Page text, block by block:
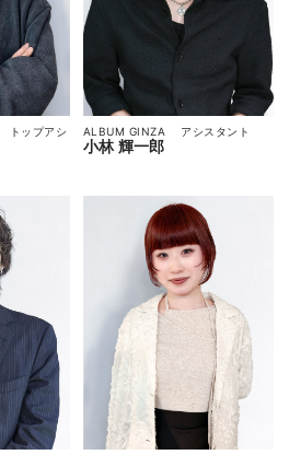
トップアシ
小林 輝一郎
ALBUM GINZA アシスタント